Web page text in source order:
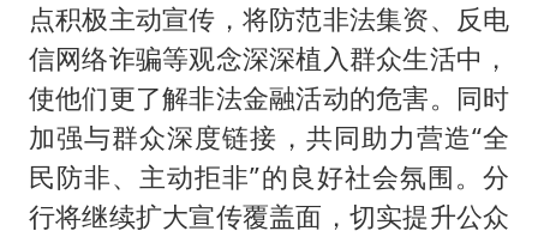
点积极主动宣传，将防范非法集资、反电
信网络诈骗等观念深深植入群众生活中，
使他们更了解非法金融活动的危害。同时
加强与群众深度链接，共同助力营造“全
民防非、主动拒非”的良好社会氛围。分
行将继续扩大宣传覆盖面，切实提升公众